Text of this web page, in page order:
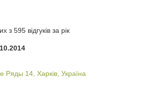
з 595 відгуків за рік
Ряды 14, Харків, Україна